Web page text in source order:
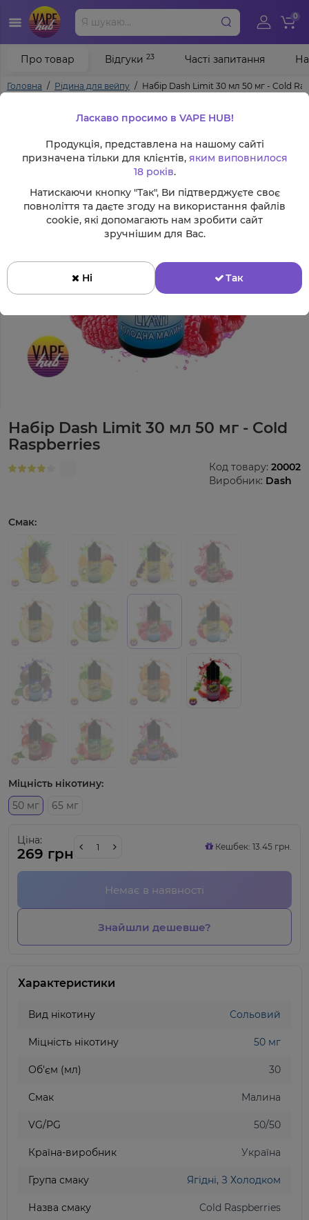
0
Головна Рідина для вейпу Набір Dash Limit 30 мл 50 мг - Cold
Набір Dash Limit 30 мл 50 мг - Cold
Raspberries
Виробник: Dash
Код товару: 20002
Смак:
Міцність нікотину:
50 мг
65 мг
Ціна:
269 грн Кешбек: 13.45 грн.
Немає в наявності
Знайшли дешевше?
Про товар Відгуки 23 Часті запитання
Характеристики
Вид нікотину Сольовий
Міцність нікотину 50 мг
Об'єм (мл) 30
Смак Малина
VG/PG 50/50
Країна-виробник Україна
Група смаку Ягідні, З Холодком
Назва смаку Cold Raspberries
Ласкаво просимо в VAPE HUB!
Продукція, представлена на нашому сайті
призначена тільки для клієнтів, яким виповнилося
18 років.
Натискаючи кнопку "Так", Ви підтверджуєте своє
повноліття та даєте згоду на використання файлів
cookie, які допомагають нам зробити сайт
зручнішим для Вас.
Ні Так